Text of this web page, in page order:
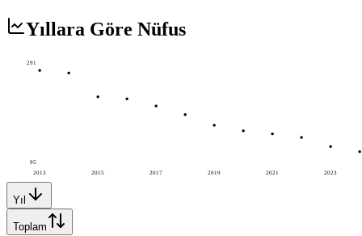
Yıllara Göre Nüfus
2013 2015 2017 2019 2021 2023
291
95
Yıl
Toplam